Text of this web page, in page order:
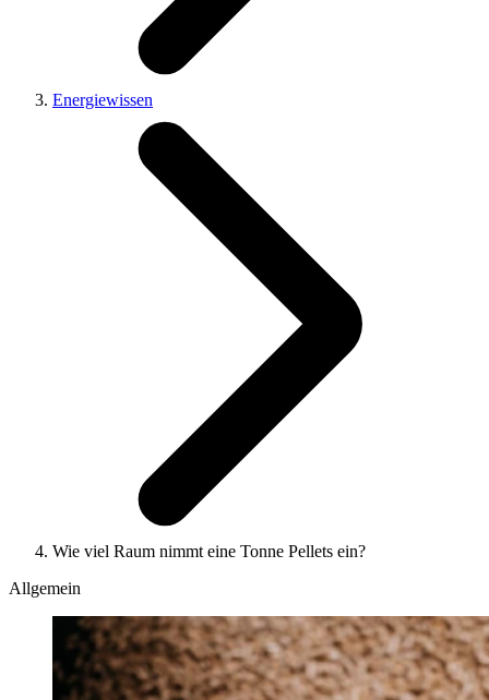
Energiewissen
Wie viel Raum nimmt eine Tonne Pellets ein?
Allgemein